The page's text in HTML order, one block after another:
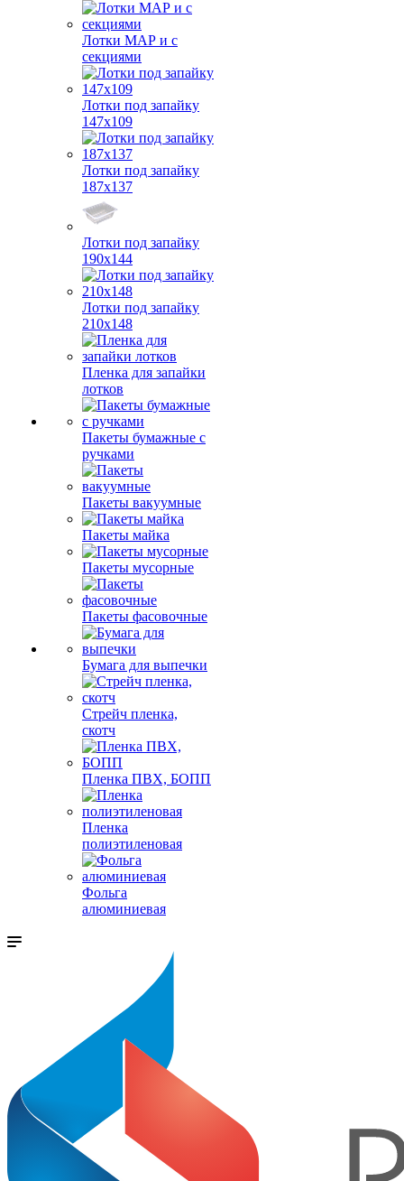
Лотки МАР и с
секциями
Лотки под запайку
147х109
Лотки под запайку
187х137
Лотки под запайку
190х144
Лотки под запайку
210х148
Пленка для запайки
лотков
Пакеты бумажные с
ручками
Пакеты вакуумные
Пакеты майка
Пакеты мусорные
Пакеты фасовочные
Бумага для выпечки
Стрейч пленка,
скотч
Пленка ПВХ, БОПП
Пленка
полиэтиленовая
Фольга
алюминиевая